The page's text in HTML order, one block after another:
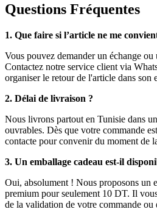
Questions Fréquentes
1. Que faire si l’article ne me
Vous pouvez demander un échange
Contactez notre service client via
organiser le retour de l'article dans son
2. Délai de livraison ?
Nous livrons partout en Tunisie dans
ouvrables. Dès que votre commande
contacte pour convenir du moment de
3. Un emballage cadeau est-il
Oui, absolument ! Nous proposons un
premium pour seulement 10 DT. Il
de la validation de votre commande ou